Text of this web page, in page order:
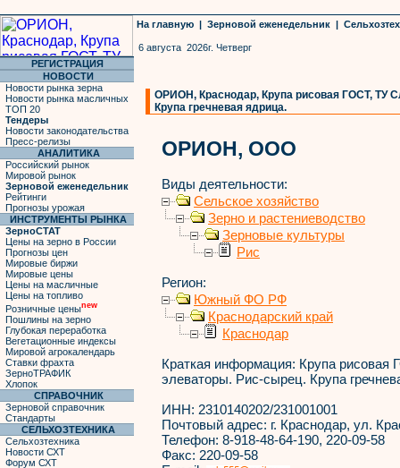
На главную | Зерновой еженедельник |
6 августа 2026г. Четверг
РЕГИСТРАЦИЯ
НОВОСТИ
Новости рынка зерна
Новости рынка масличных
ТОП 20
Тендеры
Новости законодательства
Пресс-релизы
АНАЛИТИКА
Российский рынок
Мировой рынок
Зерновой еженедельник
Рейтинги
Прогнозы урожая
ИНСТРУМЕНТЫ РЫНКА
ЗерноСТАТ
Цены на зерно в России
Прогнозы цен
Мировые биржи
Мировые цены
Цены на масличные
Цены на топливо
Розничные ценыnew
Пошлины на зерно
Глубокая переработка
Вегетационные индексы
Мировой агрокалендарь
Ставки фрахта
ЗерноТРАФИК
Хлопок
СПРАВОЧНИК
Зерновой справочник
Стандарты
СЕЛЬХОЗТЕХНИКА
Сельхозтехника
Новости СХТ
Форум СХТ
ОРИОН, Краснодар, Крупа рисовая ГОСТ, ТУ
Крупа гречневая ядрица.
ОРИОН, ООО
Виды деятельности:
Сельское хозяйство
Зерно и растениеводство
Зерновые культуры
Рис
Регион:
Южный ФО РФ
Краснодарский край
Краснодар
Краткая информация: Крупа рисовая
элеваторы. Рис-сырец. Крупа
ИНН: 2310140202/231001001
Почтовый адрес: г. Краснодар, ул.
Телефон: 8-918-48-64-190, 220-09-58
Факс: 220-09-58